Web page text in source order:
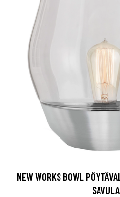
NEW WORKS BOWL